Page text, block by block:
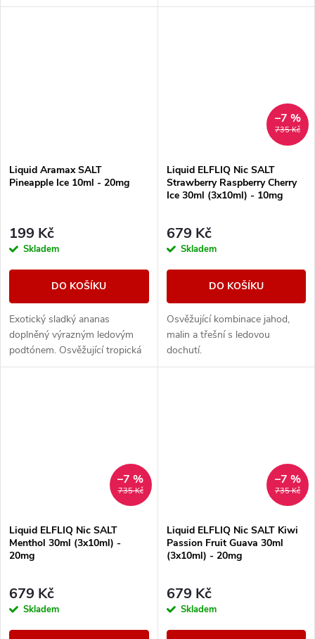
Liquid Aramax SALT
Pineapple Ice 10ml - 20mg
199 Kč
Skladem
DO KOŠÍKU
Exotický sladký ananas
doplněný výrazným ledovým
podtónem. Osvěžující tropická
příchuť s chladivým
735 Kč
–7 %
Liquid ELFLIQ Nic SALT
Strawberry Raspberry Cherry
Ice 30ml (3x10ml) - 10mg
679 Kč
Skladem
DO KOŠÍKU
Osvěžující kombinace jahod,
malin a třešní s ledovou
dochutí.
735 Kč
–7 %
Liquid ELFLIQ Nic SALT
Menthol 30ml (3x10ml) -
20mg
679 Kč
Skladem
735 Kč
–7 %
Liquid ELFLIQ Nic SALT Kiwi
Passion Fruit Guava 30ml
(3x10ml) - 20mg
679 Kč
Skladem